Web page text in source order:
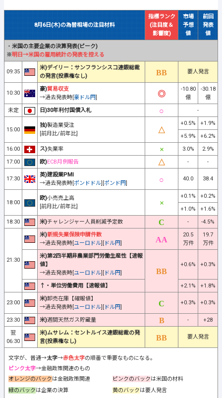
8月6日(木)の為替相場の注目材料
指標ランク
(注目度＆
影響度)
市場
予想
値
前回
発表
値
・ 米国の主要企業の決算発表(ピーク)
※明日→米国の雇用統計の発表を控える
09:35
米)デイリー：サンフランシスコ連銀総裁
の発言(投票権なし)
要人発言
10:30
豪)貿易収支
→過去発表時[豪ドル円]
-10.80
億
-30.18
億
未定
日)30年利付国債入札 -
15:00
独)製造業受注
[前月比/前年比]
+0.5%
+1.9%
+5.9%
+6.2%
16:00
ス)失業率 3.0%
2.9%
17:00
欧)ECB月例報告 - -
17:30
英)建設業PMI
→過去発表時[ポンドドル][ポンド円]
40.0 38.4
18:00
欧)小売売上高
[前月比/前年比]
+0.1%
+0.2%
+1.0%
+1.6%
18:30
米)チャレンジャー人員削減予定数 - -4.5%
21:30
米)新規失業保険申請件数
→過去発表時[ユーロドル][ ドル円]
20.5
万件
19.7
万件
米)第2四半期非農業部門労働生産性【速報
値】
→過去発表時[ユーロドル][ ドル円]
+0.6% +0.3%
↑・単位労働費用【速報値】 +2.1% +1.8%
23:00
米)卸売在庫【確報値】
→過去発表時[ユーロドル][ ドル円]
+0.3% +0.3%
23:30 米)週間天然ガス貯蔵量 -
+28
翌
06:30
米)ムサレム：セントルイス連銀総裁の発
言(投票権なし)
要人発言
文字が、普通→太字→赤色太字の順番で重要なものになる。
ピンク太字→金融政策関連のもの
オレンジのバックは金融政策関連 ピンクのバックは米国の材料
緑のバックは企業の決算 黄のバックは要人発言